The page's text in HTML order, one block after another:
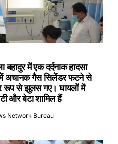
में एक दर्दनाक हादसा
अचानक गैस सिलेंडर फटने से
रूप से झुलस गए। घायलों में
और बेटा शामिल हैं
Network Bureau